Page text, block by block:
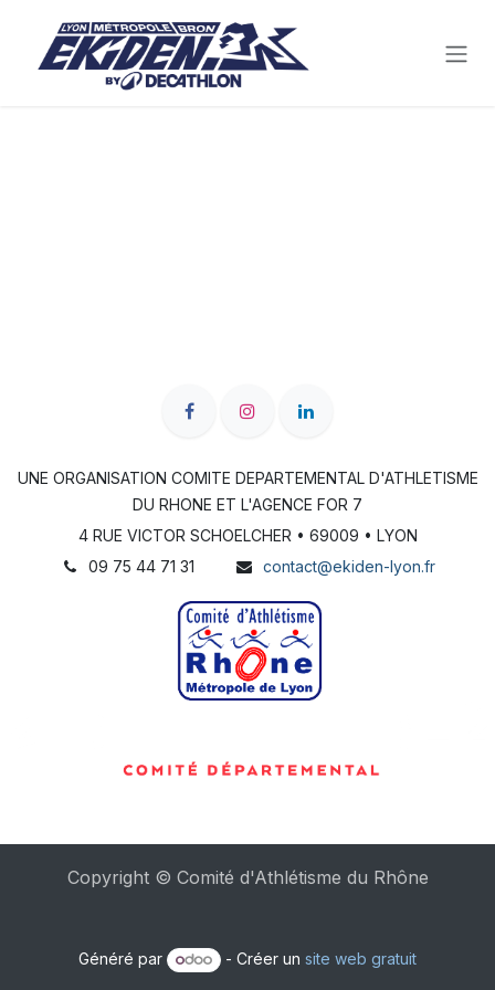
UNE ORGANISATION COMITE DEPARTEMENTAL D'ATHLETISME
DU RHONE ET L'AGENCE FOR 7
4 RUE VICTOR SCHOELCHER • 69009 • LYON
​09 75 44 71 31
contact@ekiden-lyon.fr
Copyright © Comité d'Athlétisme du Rhône
Généré par - Créer un site web gratuit